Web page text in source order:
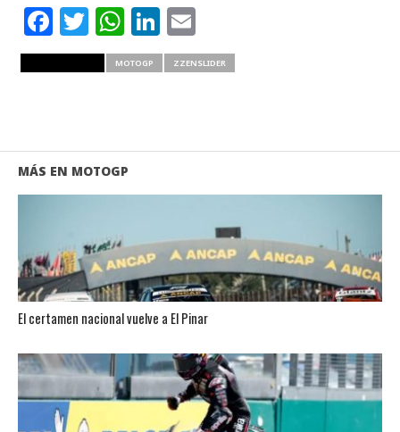
Facebook
Twitter
WhatsApp
LinkedIn
Email
MOTOGP ZZENSLIDER
MÁS EN MOTOGP
El certamen nacional vuelve a El Pinar